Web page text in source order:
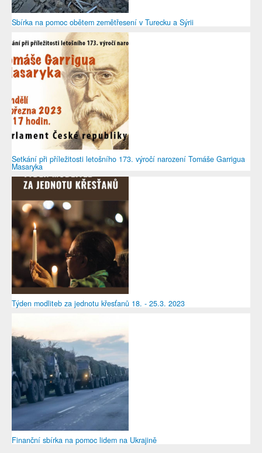
Sbírka na pomoc obětem zemětřesení v Turecku a Sýrii
Setkání při příležitosti letošního 173. výročí narození Tomáše Garrigua
Masaryka
Týden modliteb za jednotu křesťanů 18. - 25.3. 2023
Finanční sbírka na pomoc lidem na Ukrajině